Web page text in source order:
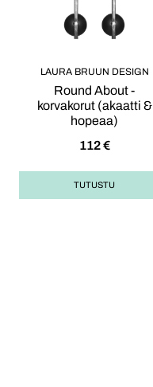
LAURA BRUUN DESIGN
Round About -
korvakorut (akaatti &
hopeaa)
112€
TUTUSTU